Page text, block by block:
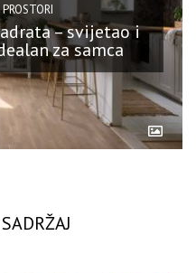
– svijetao i
za samca